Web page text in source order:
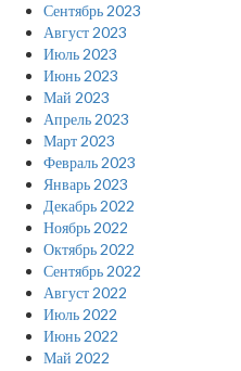
Сентябрь 2023
Август 2023
Июль 2023
Июнь 2023
Май 2023
Апрель 2023
Март 2023
Февраль 2023
Январь 2023
Декабрь 2022
Ноябрь 2022
Октябрь 2022
Сентябрь 2022
Август 2022
Июль 2022
Июнь 2022
Май 2022